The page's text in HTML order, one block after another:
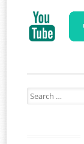
Search
for: